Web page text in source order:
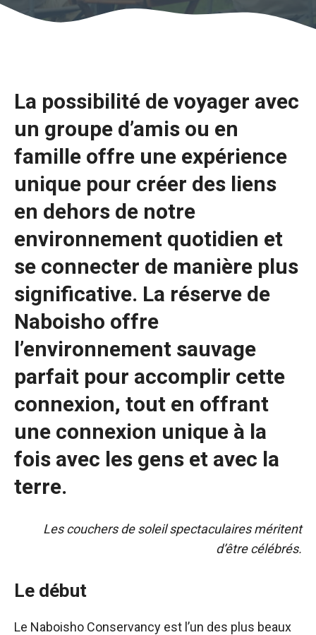
La possibilité de voyager avec
un groupe d’amis ou en
famille offre une expérience
unique pour créer des liens
en dehors de notre
environnement quotidien et
se connecter de manière plus
significative. La réserve de
Naboisho offre
l’environnement sauvage
parfait pour accomplir cette
connexion, tout en offrant
une connexion unique à la
fois avec les gens et avec la
terre.
Les couchers de soleil spectaculaires méritent
d’être célébrés.
Le début
Le Naboisho Conservancy est l’un des plus beaux